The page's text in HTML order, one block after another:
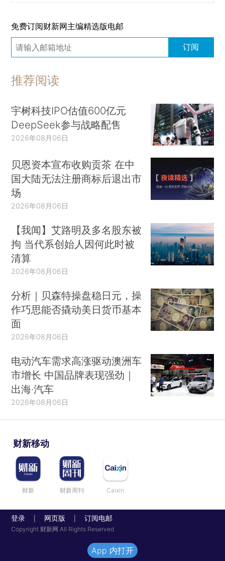
免费订阅财新网主编精选版电邮
订阅
推荐阅读
宇树科技IPO估值600亿元
DeepSeek参与战略配售
2026年08月06日
贝恩资本宣布收购贡茶 在中
国大陆无法注册商标后退出市
场
2026年08月06日
【我闻】艾路明及多名股东被
拘 当代系创始人因何此时被
清算
2026年08月06日
分析｜贝森特操盘稳日元，操
作巧思能否撬动美日货币基本
面
2026年08月06日
电动汽车需求高涨驱动澳洲车
市增长 中国品牌表现强劲｜
出海·汽车
2026年08月06日
财新移动
财新 财新周刊 Caixin
登录 网页版 订阅电邮
Copyright 财新网 All Rights Reserved
App 内打开